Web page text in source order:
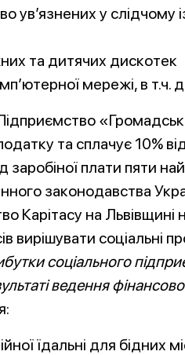
ув’язнених у слідчому
та дитячих дискотек
мережі, в т.ч.
та сплачує 10%
заробіної плати пяти
законодавства
Карітасу на Львівщині
вирішувати соціальні
соціального
ведення
їдальні для бідних